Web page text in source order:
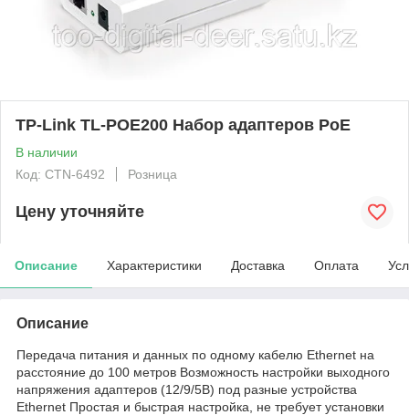
TP-Link TL-POE200 Набор адаптеров РоЕ
В наличии
Код: CTN-6492
Розница
Цену уточняйте
Описание Характеристики Доставка Оплата
Описание
Передача питания и данных по одному кабелю Ethernet на
расстояние до 100 метров Возможность настройки выходного
напряжения адаптеров (12/9/5В) под разные устройства
Ethernet Простая и быстрая настройка, не требует установки